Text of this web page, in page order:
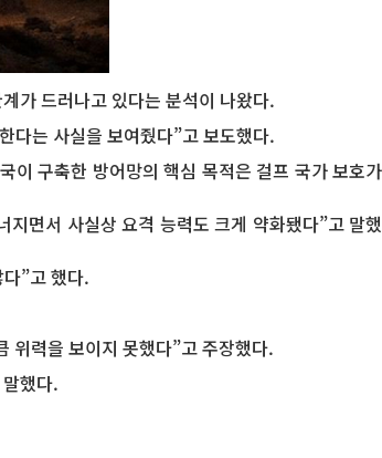
가 드러나고 있다는 분석이 나왔다.
다는 사실을 보여줬다”고 보도했다.
이 구축한 방어망의 핵심 목적은 걸프 국가 보호가
면서 사실상 요격 능력도 크게 약화됐다”고 말했
”고 했다.
위력을 보이지 못했다”고 주장했다.
했다.